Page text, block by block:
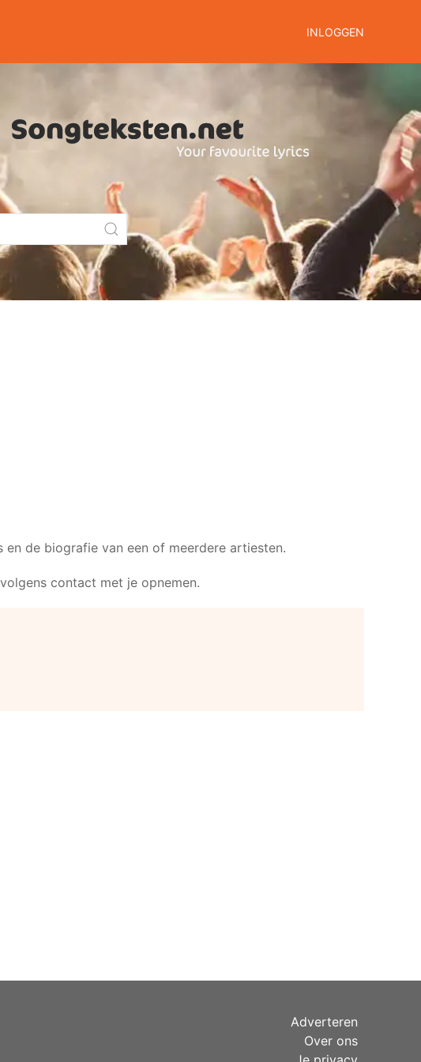
INLOGGEN
de biografie van een of meerdere artiesten.
contact met je opnemen.
Adverteren
Over ons